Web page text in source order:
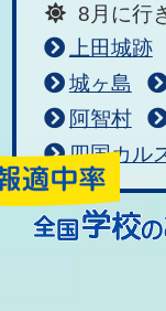
8月に行
上田城跡
城ヶ島
阿智村
四国カル